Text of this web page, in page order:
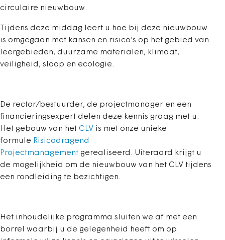
circulaire nieuwbouw.
Tijdens deze middag leert u hoe bij deze nieuwbouw
is omgegaan met kansen en risico’s op het gebied van
leergebieden, duurzame materialen, klimaat,
veiligheid, sloop en ecologie.
De rector/bestuurder, de projectmanager en een
financieringsexpert delen deze kennis graag met u.
Het gebouw van het CLV is met onze unieke
formule Risicodragend
Projectmanagement gerealiseerd. Uiteraard krijgt u
de mogelijkheid om de nieuwbouw van het CLV tijdens
een rondleiding te bezichtigen.
Het inhoudelijke programma sluiten we af met een
borrel waarbij u de gelegenheid heeft om op